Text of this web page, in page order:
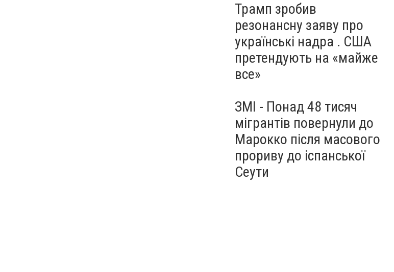
Трамп зробив
резонансну заяву про
українські надра . США
претендують на «майже
все»
ЗМІ - Понад 48 тисяч
мігрантів повернули до
Марокко після масового
прориву до іспанської
Сеути